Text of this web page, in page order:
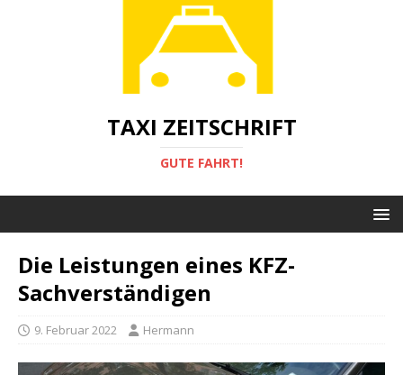
TAXI ZEITSCHRIFT
GUTE FAHRT!
Die Leistungen eines KFZ-
Sachverständigen
9. Februar 2022 Hermann